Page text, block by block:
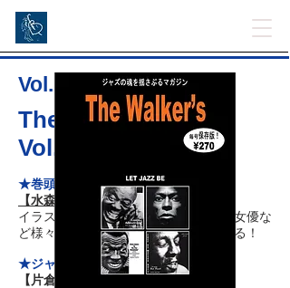
Vol. 19
The Walker's 2009
Vol.19
★巻頭インタビュー
【水森亜土】
イラストレーター、ジャズ歌手、舞台女優な
ど様々な分野で活躍する亜土さんが語る！
★ジャズ・インタビュー
【片倉真由子】